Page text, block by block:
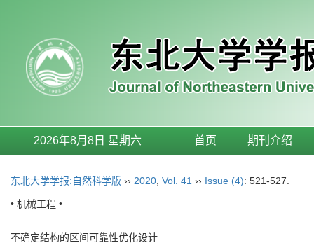
2026年8月8日 星期六 首页 期刊介绍
东北大学学报:自然科学版 ›› 2020 Vol. 41 ›› Issue (4): 521-527.
• 机械工程 •
不确定结构的区间可靠性优化设计